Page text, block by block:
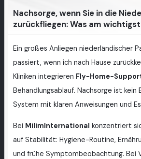
Nachsorge, wenn Sie in die
zurückfliegen: Was am
Ein großes Anliegen niederländischer
passiert, wenn ich nach Hause
Kliniken integrieren Fly-Home-
Behandlungsablauf. Nachsorge ist kein
System mit klaren Anweisungen und
Bei MilimInternational konzentriert
auf Stabilität: Hygiene-Routine,
und frühe Symptombeobachtung. Bei